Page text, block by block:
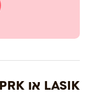
LASIK או PRK?